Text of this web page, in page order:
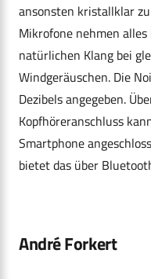
ansonsten kristallklar
Mikrofone nehmen
natürlichen Klang bei
Windgeräuschen. Die
Dezibels angegeben.
Kopfhöreranschluss
Smartphone
bietet das über
André Forkert